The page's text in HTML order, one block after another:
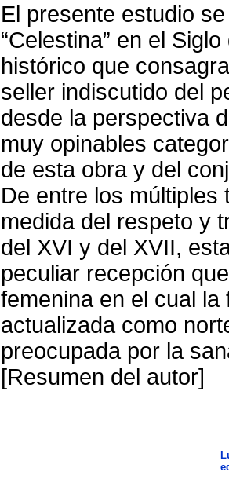
El presente estudio
“Celestina” en el
histórico que
seller indiscutido del
desde la perspectiva
muy opinables
de esta obra y del
De entre los múltiples
medida del respeto y
del XVI y del XVII,
peculiar recepción
femenina en el cual
actualizada como
preocupada por la
[Resumen del autor]